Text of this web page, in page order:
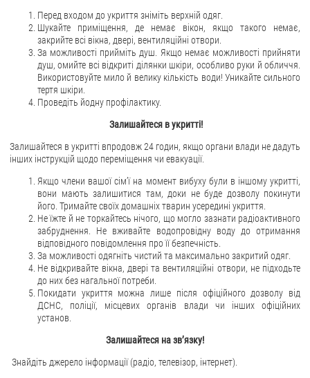
Перед входом до укриття зніміть верхній одяг.
Шукайте приміщення, де немає вікон, якщо такого немає,
закрийте всі вікна, двері, вентиляційні отвори.
За можливості прийміть душ. Якщо немає можливості прийняти
душ, омийте всі відкриті ділянки шкіри, особливо руки й обличчя.
Використовуйте мило й велику кількість води! Уникайте сильного
тертя шкіри.
Проведіть йодну профілактику.
Залишайтеся в укритті!
Залишайтеся в укритті впродовж 24 годин, якщо органи влади не дадуть
інших інструкцій щодо переміщення чи евакуації.
Якщо члени вашої сім’ї на момент вибуху були в іншому укритті,
вони мають залишитися там, доки не буде дозволу покинути
його. Тримайте своїх домашніх тварин усередині укриття.
Не їжте й не торкайтесь нічого, що могло зазнати радіоактивного
забруднення. Не вживайте водопровідну воду до отримання
відповідного повідомлення про її безпечність.
За можливості одягніть чистий та максимально закритий одяг.
Не відкривайте вікна, двері та вентиляційні отвори, не підходьте
до них без нагальної потреби.
Покидати укриття можна лише після офіційного дозволу від
ДСНС, поліції, місцевих органів влади чи інших офіційних
установ.
Залишайтеся на зв’язку!
Знайдіть джерело інформації (радіо, телевізор, інтернет).